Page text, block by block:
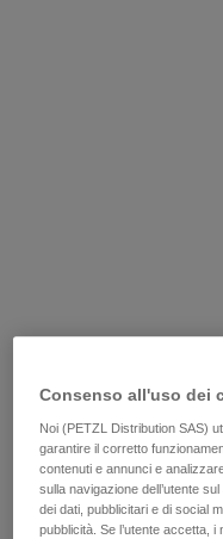
Nodo di Bunny(per
Consenso all'uso dei
Noi (PETZL Distribution SAS)
garantire il corretto
contenuti e annunci e
sulla navigazione dell’utente
dei dati, pubblicitari e di social
pubblicità. Se l’utente accetta,